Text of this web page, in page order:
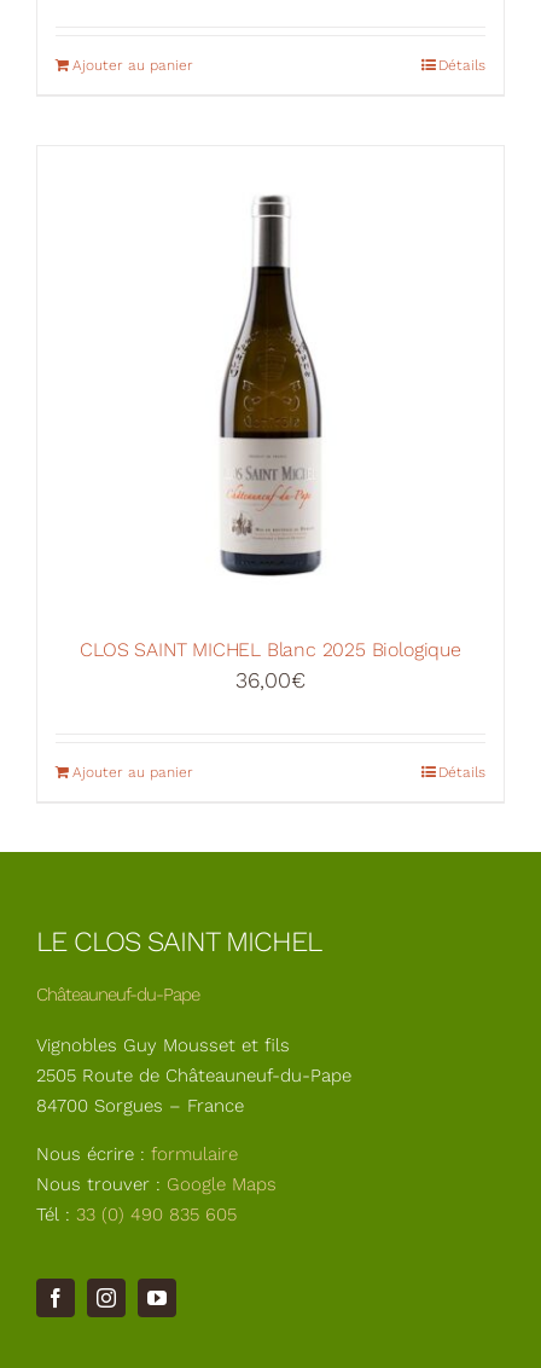
Ajouter au panier Détails
CLOS SAINT MICHEL Blanc 2025 Biologique
36,00€
Ajouter au panier Détails
LE CLOS SAINT MICHEL
Châteauneuf-du-Pape
Vignobles Guy Mousset et fils
2505 Route de Châteauneuf-du-Pape
84700 Sorgues – France
Nous écrire : formulaire
Nous trouver : Google Maps
Tél : 33 (0) 490 835 605